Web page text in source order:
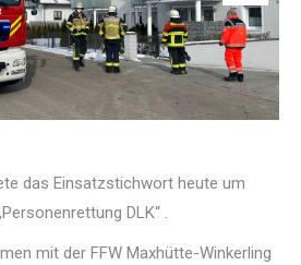
das Einsatzstichwort heute um
DLK“ .
mit der FFW Maxhütte-Winkerling